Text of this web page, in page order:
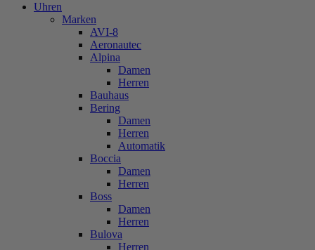
Uhren
Marken
AVI-8
Aeronautec
Alpina
Damen
Herren
Bauhaus
Bering
Damen
Herren
Automatik
Boccia
Damen
Herren
Boss
Damen
Herren
Bulova
Herren